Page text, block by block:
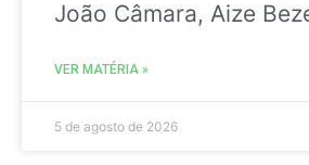
João Câmara, Aize
VER MATÉRIA »
5 de agosto de 2026